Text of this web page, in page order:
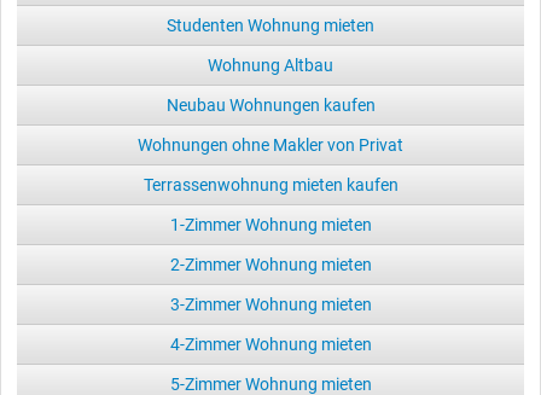
Studenten Wohnung mieten
Wohnung Altbau
Neubau Wohnungen kaufen
Wohnungen ohne Makler von Privat
Terrassenwohnung mieten kaufen
1-Zimmer Wohnung mieten
2-Zimmer Wohnung mieten
3-Zimmer Wohnung mieten
4-Zimmer Wohnung mieten
5-Zimmer Wohnung mieten